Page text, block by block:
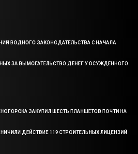
ВОДНОГО ЗАКОНОДАТЕЛЬСТВА С НАЧАЛА
ЗА ВЫМОГАТЕЛЬСТВО ДЕНЕГ У ОСУЖДЕННОГО
ЗАКУПИЛ ШЕСТЬ ПЛАНШЕТОВ ПОЧТИ НА
ДЕЙСТВИЕ 119 СТРОИТЕЛЬНЫХ ЛИЦЕНЗИЙ